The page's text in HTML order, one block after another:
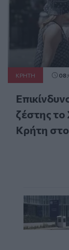
ΚΡΗΤΗ
ζέστης το
Κρήτη στο